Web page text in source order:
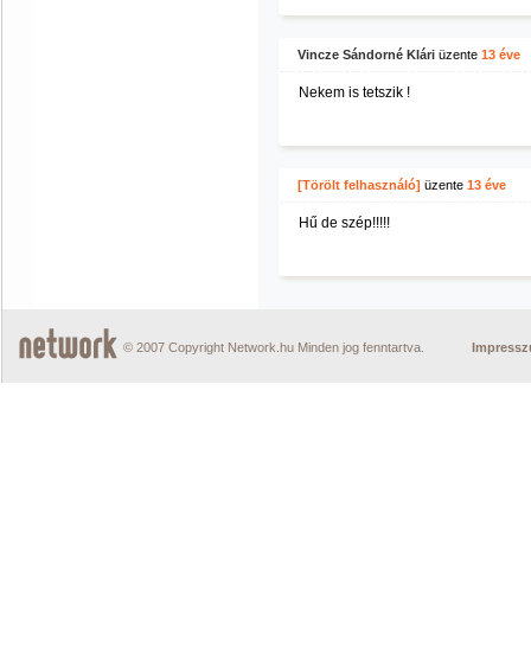
Vincze Sándorné Klári üzente 13 éve
Nekem is tetszik !
[Törölt felhasználó] üzente 13 éve
Hű de szép!!!!!
© 2007 Copyright Network.hu Minden jog fenntartva.